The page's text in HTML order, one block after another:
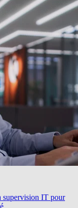
supervision IT pour